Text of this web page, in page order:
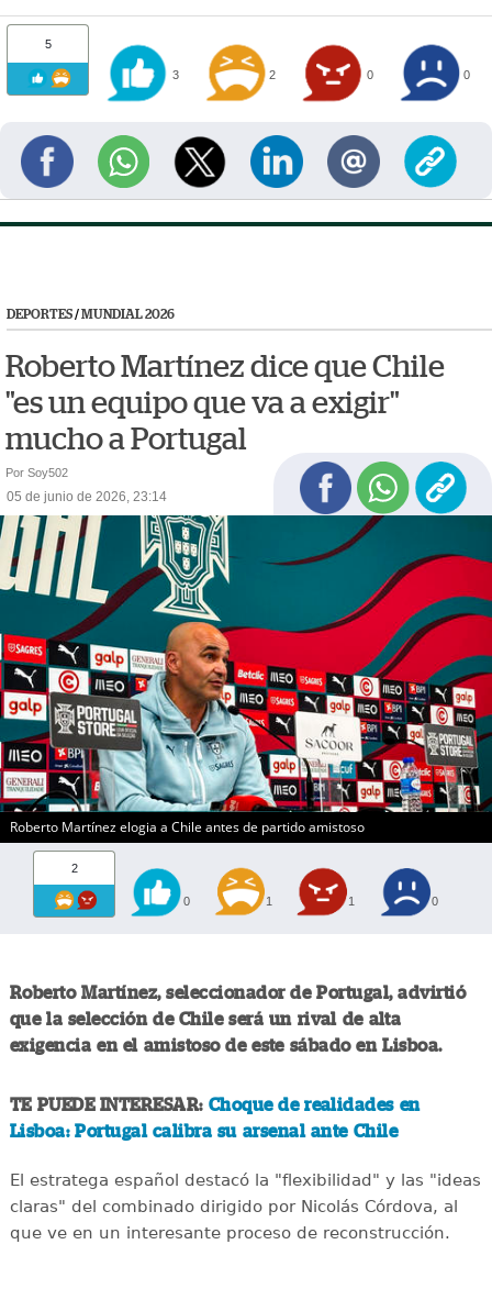
5
3 2 0 0
DEPORTES/MUNDIAL 2026
Roberto Martínez dice que Chile
"es un equipo que va a exigir"
mucho a Portugal
Por Soy502
05 de junio de 2026, 23:14
Roberto Martínez elogia a Chile antes de partido amistoso
2
0 1 1 0
Roberto Martínez, seleccionador de Portugal, advirtió
que la selección de Chile será un rival de alta
exigencia en el amistoso de este sábado en Lisboa.
TE PUEDE INTERESAR: Choque de realidades en
Lisboa: Portugal calibra su arsenal ante Chile
El estratega español destacó la "flexibilidad" y las "ideas
claras" del combinado dirigido por Nicolás Córdova, al
que ve en un interesante proceso de reconstrucción.